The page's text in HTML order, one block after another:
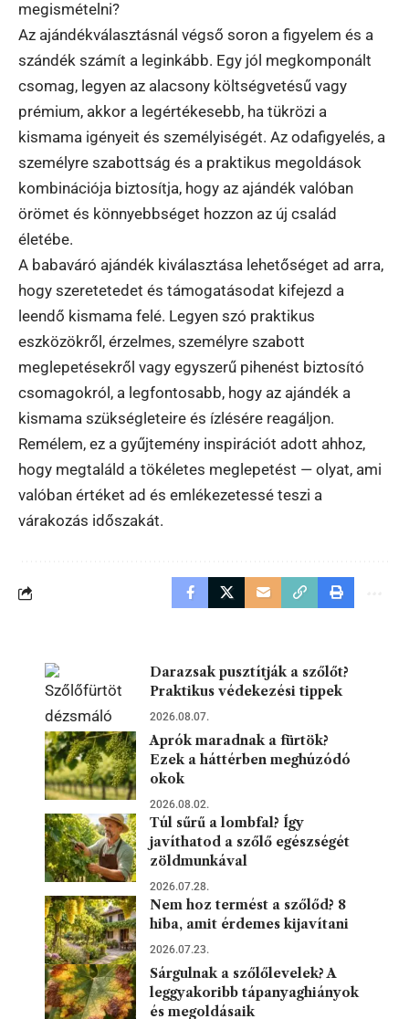
megismételni?
Az ajándékválasztásnál végső soron a figyelem és a
szándék számít a leginkább. Egy jól megkomponált
csomag, legyen az alacsony költségvetésű vagy
prémium, akkor a legértékesebb, ha tükrözi a
kismama igényeit és személyiségét. Az odafigyelés, a
személyre szabottság és a praktikus megoldások
kombinációja biztosítja, hogy az ajándék valóban
örömet és könnyebbséget hozzon az új család
életébe.
A babaváró ajándék kiválasztása lehetőséget ad arra,
hogy szeretetedet és támogatásodat kifejezd a
leendő kismama felé. Legyen szó praktikus
eszközökről, érzelmes, személyre szabott
meglepetésekről vagy egyszerű pihenést biztosító
csomagokról, a legfontosabb, hogy az ajándék a
kismama szükségleteire és ízlésére reagáljon.
Remélem, ez a gyűjtemény inspirációt adott ahhoz,
hogy megtaláld a tökéletes meglepetést — olyat, ami
valóban értéket ad és emlékezetessé teszi a
várakozás időszakát.
Darazsak pusztítják a szőlőt?
Praktikus védekezési tippek
2026.08.07.
Aprók maradnak a fürtök?
Ezek a háttérben meghúzódó
okok
2026.08.02.
Túl sűrű a lombfal? Így
javíthatod a szőlő egészségét
zöldmunkával
2026.07.28.
Nem hoz termést a szőlőd? 8
hiba, amit érdemes kijavítani
2026.07.23.
Sárgulnak a szőlőlevelek? A
leggyakoribb tápanyaghiányok
és megoldásaik